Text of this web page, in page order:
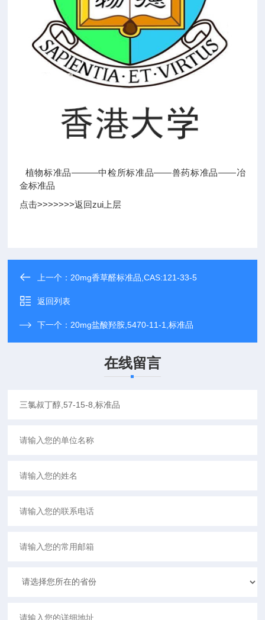
植物标准品———中检所标准品——兽药标准品——冶
金标准品
点击>>>>>>>返回zui上层
上一个： 20mg香草醛标准品,CAS:121-33-5
返回列表
下一个： 20mg盐酸羟胺,5470-11-1,标准品
在线留言